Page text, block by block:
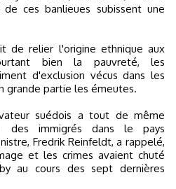
ces banlieues subissent une
de relier l'origine ethnique aux
bien la pauvreté, les
d'exclusion vécus dans les
grande partie les émeutes.
suédois a tout de même
des immigrés dans le pays
Fredrik Reinfeldt, a rappelé,
et les crimes avaient chuté
au cours des sept dernières